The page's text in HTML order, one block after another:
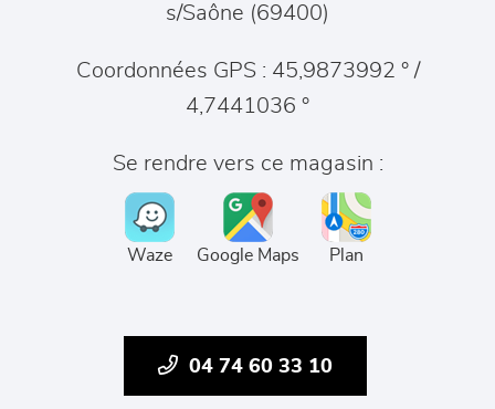
s/Saône (69400)
Coordonnées GPS : 45,9873992 ° /
4,7441036 °
Se rendre vers ce magasin :
Waze Google Maps Plan
04 74 60 33 10